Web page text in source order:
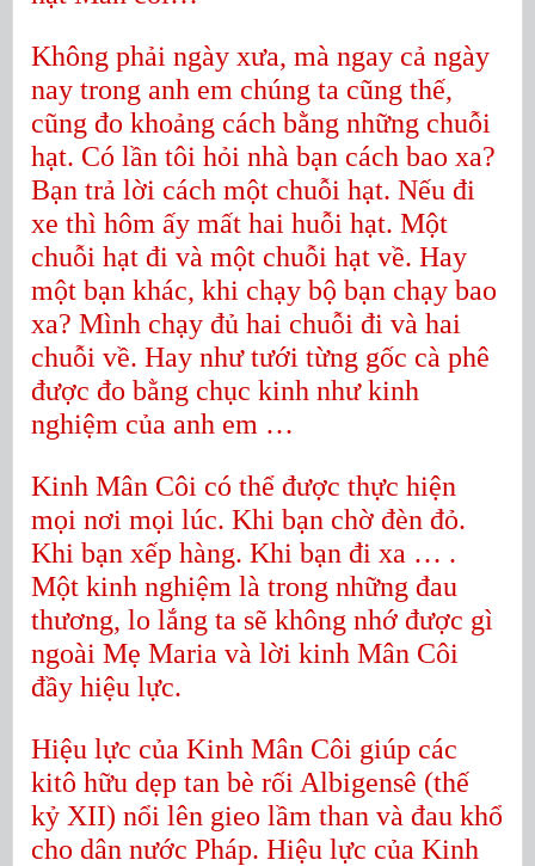
Không phải ngày xưa, mà ngay cả ngày
nay trong anh em chúng ta cũng thế,
cũng đo khoảng cách bằng những chuỗi
hạt. Có lần tôi hỏi nhà bạn cách bao xa?
Bạn trả lời cách một chuỗi hạt. Nếu đi
xe thì hôm ấy mất hai huỗi hạt. Một
chuỗi hạt đi và một chuỗi hạt về. Hay
một bạn khác, khi chạy bộ bạn chạy bao
xa? Mình chạy đủ hai chuỗi đi và hai
chuỗi về. Hay như tưới từng gốc cà phê
được đo bằng chục kinh như kinh
nghiệm của anh em …
Kinh Mân Côi có thể được thực hiện
mọi nơi mọi lúc. Khi bạn chờ đèn đỏ.
Khi bạn xếp hàng. Khi bạn đi xa … .
Một kinh nghiệm là trong những đau
thương, lo lắng ta sẽ không nhớ được gì
ngoài Mẹ Maria và lời kinh Mân Côi
đầy hiệu lực.
Hiệu lực của Kinh Mân Côi giúp các
kitô hữu dẹp tan bè rối Albigensê (thế
kỷ XII) nổi lên gieo lầm than và đau khổ
cho dân nước Pháp. Hiệu lực của Kinh